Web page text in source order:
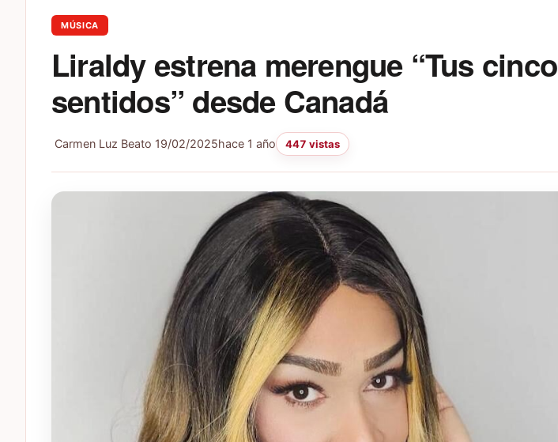
MÚSICA
Liraldy estrena merengue “Tus cinco
sentidos” desde Canadá
Carmen Luz Beato 19/02/2025hace 1 año 447 vistas